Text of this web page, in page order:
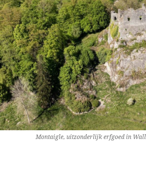
Montaigle, uitzonderlijk erfgoed in